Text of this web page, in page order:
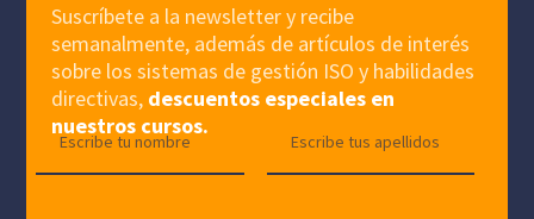
Suscríbete a la newsletter y recibe
semanalmente, además de artículos de interés
sobre los sistemas de gestión ISO y habilidades
directivas, descuentos especiales en
nuestros cursos.